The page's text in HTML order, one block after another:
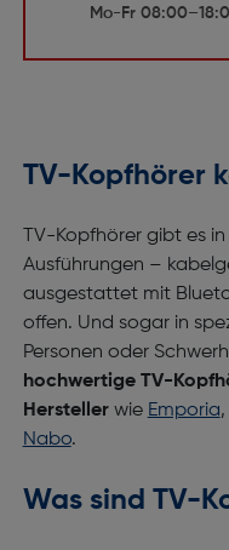
Mo-Fr
TV-Kopfhörer
TV-Kopfhörer gibt es
Ausführungen –
ausgestattet mit
offen. Und sogar in
Personen oder
hochwertige TV-
Herstellerwie Emporia,
Nabo.
Was sind TV-